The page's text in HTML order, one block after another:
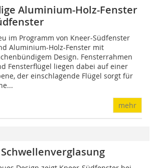
Aluminium-Holz-Fenster
im Programm von Kneer-Südfenster
Aluminium-Holz-Fenster mit
Design. Fensterrahmen
Fensterflügel liegen dabei auf einer
der einschlagende Flügel sorgt für
mehr